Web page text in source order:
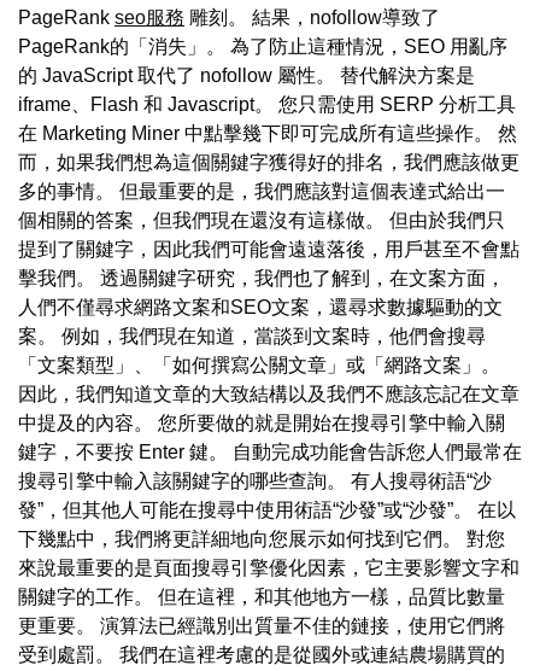
PageRank seo服務 雕刻。 結果，nofollow導致了
PageRank的「消失」。 為了防止這種情況，SEO 用亂序
的 JavaScript 取代了 nofollow 屬性。 替代解決方案是
iframe、Flash 和 Javascript。 您只需使用 SERP 分析工具
在 Marketing Miner 中點擊幾下即可完成所有這些操作。 然
而，如果我們想為這個關鍵字獲得好的排名，我們應該做更
多的事情。 但最重要的是，我們應該對這個表達式給出一
個相關的答案，但我們現在還沒有這樣做。 但由於我們只
提到了關鍵字，因此我們可能會遠遠落後，用戶甚至不會點
擊我們。 透過關鍵字研究，我們也了解到，在文案方面，
人們不僅尋求網路文案和SEO文案，還尋求數據驅動的文
案。 例如，我們現在知道，當談到文案時，他們會搜尋
「文案類型」、「如何撰寫公關文章」或「網路文案」。
因此，我們知道文章的大致結構以及我們不應該忘記在文章
中提及的內容。 您所要做的就是開始在搜尋引擎中輸入關
鍵字，不要按 Enter 鍵。 自動完成功能會告訴您人們最常在
搜尋引擎中輸入該關鍵字的哪些查詢。 有人搜尋術語“沙
發”，但其他人可能在搜尋中使用術語“沙發”或“沙發”。 在以
下幾點中，我們將更詳細地向您展示如何找到它們。 對您
來說最重要的是頁面搜尋引擎優化因素，它主要影響文字和
關鍵字的工作。 但在這裡，和其他地方一樣，品質比數量
更重要。 演算法已經識別出質量不佳的鏈接，使用它們將
受到處罰。 我們在這裡考慮的是從國外或連結農場購買的